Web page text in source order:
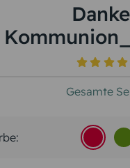
Gesamte